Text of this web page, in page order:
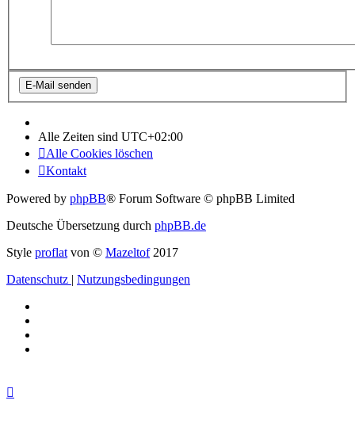
Alle Zeiten sind UTC+02:00
Alle Cookies löschen
Kontakt
Powered by phpBB® Forum Software © phpBB Limited
Deutsche Übersetzung durch phpBB.de
Style proflat von © Mazeltof2017
Datenschutz | Nutzungsbedingungen